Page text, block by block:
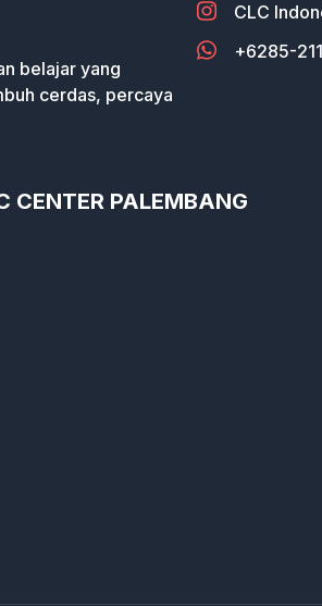
belajar yang
cerdas, percaya
CLC
+6285-
CENTER PALEMBANG